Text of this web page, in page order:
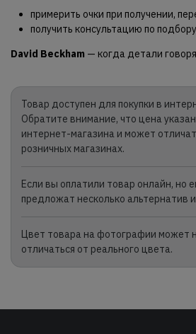
примерить очки при получении,
получить консультацию по
David Beckham — когда детали
Товар доступен для покупки в
Обратите внимание, что цена
интернет-магазина и может
розничных магазинах.
Если вы оплатили товар онлайн, но
предложат несколько альтернатив
Цвет товара на фотографии может
отличаться от реального цвета.